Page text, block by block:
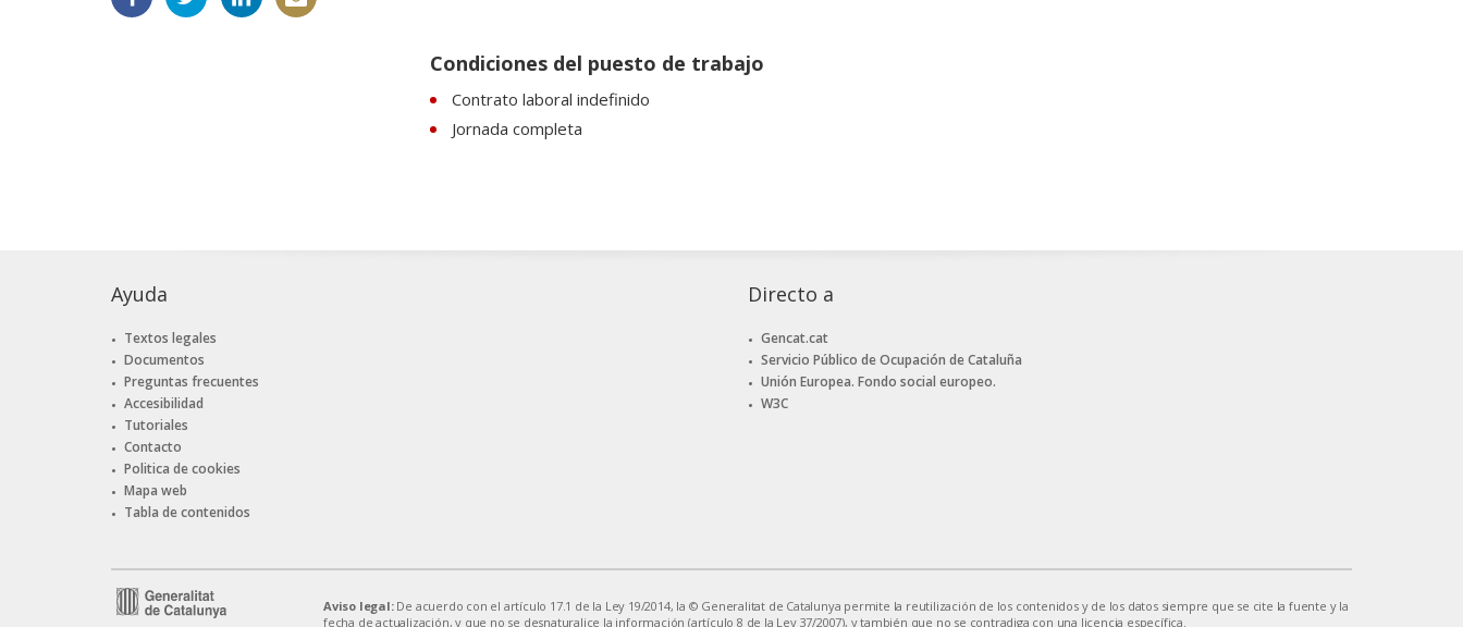
Condiciones del puesto de trabajo
Contrato laboral indefinido
Jornada completa
Ayuda
Textos legales
Documentos
Preguntas frecuentes
Accesibilidad
Tutoriales
Contacto
Politica de cookies
Mapa web
Tabla de contenidos
Directo a
Gencat.cat
Servicio Público de Ocupación de Cataluña
Unión Europea. Fondo social europeo.
W3C
Aviso legal:De acuerdo con el artículo 17.1 de la Ley 19/2014, la © Generalitat de Catalunya permite la reutilización de los contenidos y de los datos siempre que se cite la fuente y la
fecha de actualización, y que no se desnaturalice la información (artículo 8 de la Ley 37/2007), y también que no se contradiga con una licencia específica.